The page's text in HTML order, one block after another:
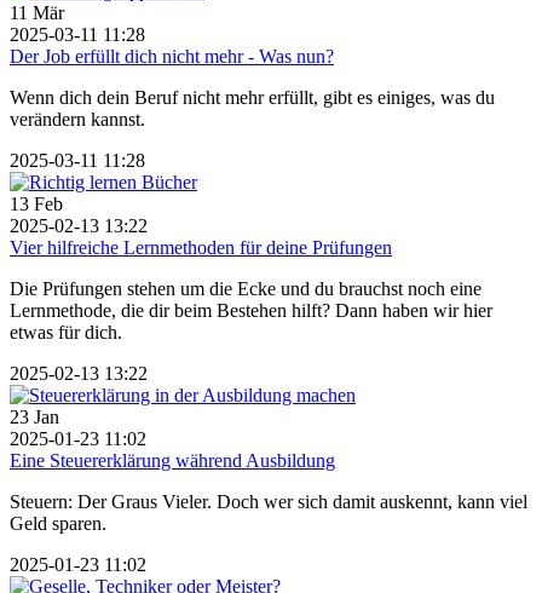
11 Mär
2025-03-11 11:28
Der Job erfüllt dich nicht mehr - Was nun?
Wenn dich dein Beruf nicht mehr erfüllt, gibt es einiges, was du
verändern kannst.
2025-03-11 11:28
13 Feb
2025-02-13 13:22
Vier hilfreiche Lernmethoden für deine Prüfungen
Die Prüfungen stehen um die Ecke und du brauchst noch eine
Lernmethode, die dir beim Bestehen hilft? Dann haben wir hier
etwas für dich.
2025-02-13 13:22
23 Jan
2025-01-23 11:02
Eine Steuererklärung während Ausbildung
Steuern: Der Graus Vieler. Doch wer sich damit auskennt, kann viel
Geld sparen.
2025-01-23 11:02